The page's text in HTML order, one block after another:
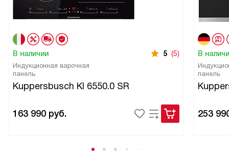
В наличии 5 (5)
Индукционная варочная
панель
Kuppersbusch KI 6550.0 SR
163 990 руб.
В
панель
253